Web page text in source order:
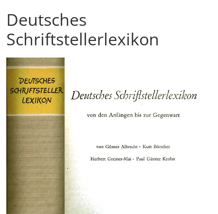
Deutsches
Schriftstellerlexikon